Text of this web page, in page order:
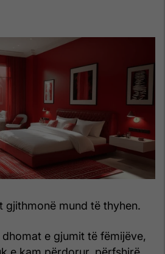
gjithmonë mund të thyhen.
e gjumit të fëmijëve,